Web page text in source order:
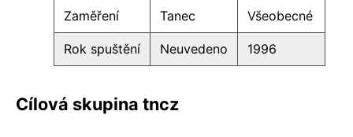
Zaměření Tanec Všeobecné
Rok spuštění Neuvedeno 1996
Cílová skupina tncz